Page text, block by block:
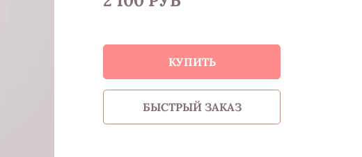
КУПИТЬ
БЫСТРЫЙ ЗАКАЗ